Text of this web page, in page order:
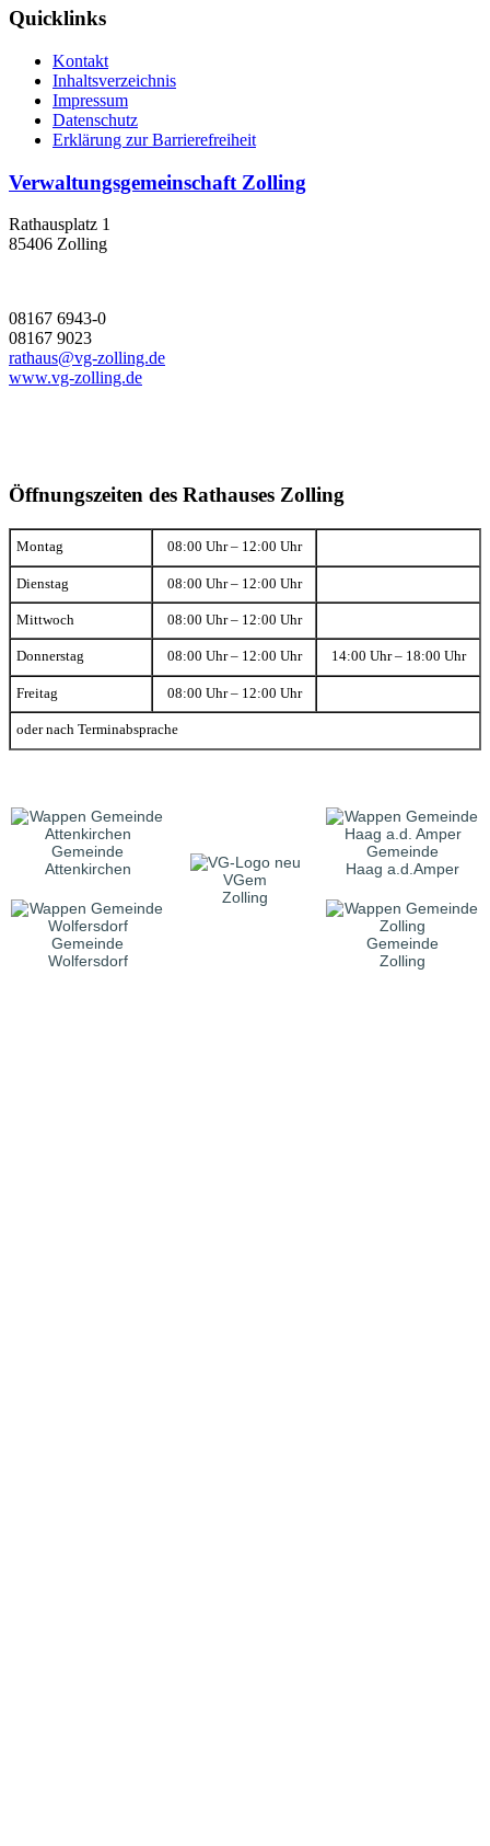
Quicklinks
Kontakt
Inhaltsverzeichnis
Impressum
Datenschutz
Erklärung zur Barrierefreiheit
Verwaltungsgemeinschaft Zolling
Rathausplatz 1
85406 Zolling
08167 6943-0
08167 9023
rathaus@vg-zolling.de
www.vg-zolling.de
Öffnungszeiten des Rathauses Zolling
Montag 08:00 Uhr – 12:00 Uhr
Dienstag 08:00 Uhr – 12:00 Uhr
Mittwoch 08:00 Uhr – 12:00 Uhr
Donnerstag 08:00 Uhr – 12:00 Uhr 14:00 Uhr – 18:00 Uhr
Freitag 08:00 Uhr – 12:00 Uhr
oder nach Terminabsprache
Gemeinde
Attenkirchen
VGem
Zolling
Gemeinde
Haag a.d.Amper
Gemeinde
Wolfersdorf
Gemeinde
Zolling